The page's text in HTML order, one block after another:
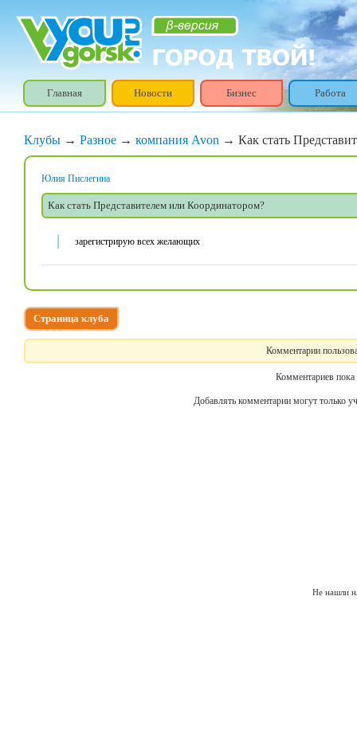
Главная Новости Бизнес Работа
Клубы → Разное → компания Avon → Как стать
Юлия Пислегина
Как стать Представителем или Координатором?
зарегистрирую всех желающих
Страница клуба
Комментарии
Комментариев пока
Добавлять комментарии могут только
Не нашли